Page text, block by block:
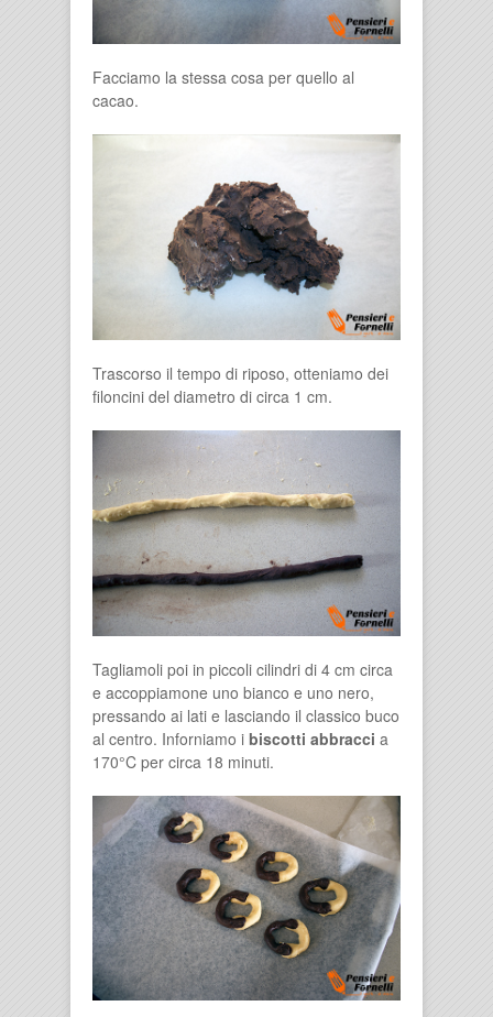
Facciamo la stessa cosa per quello al
cacao.
Trascorso il tempo di riposo, otteniamo dei
filoncini del diametro di circa 1 cm.
Tagliamoli poi in piccoli cilindri di 4 cm circa
e accoppiamone uno bianco e uno nero,
pressando ai lati e lasciando il classico buco
al centro. Inforniamo i biscotti abbracci a
170°C per circa 18 minuti.